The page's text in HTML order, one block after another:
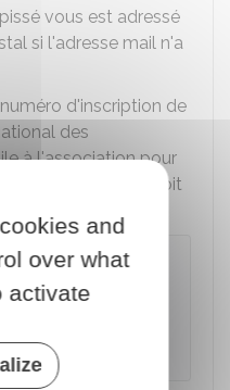
vous est adressé
si l'adresse mail n'a
d'inscription de
des
à l'association pour
en son nom. Il doit
nombre important
certains greffes.
and
over what
activate